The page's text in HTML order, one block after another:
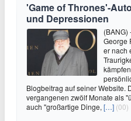
'Game of Thrones'-
und Depressionen
(BANG)
George
er nach
Blogbeitrag auf seiner Website.
vergangenen zwölf Monate als
auch "großartige Dinge, […] (00)